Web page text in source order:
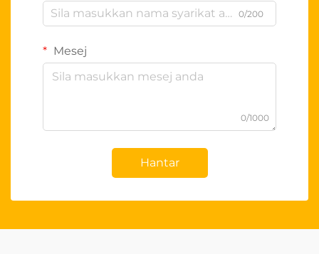
0/200
Mesej
0/1000
Hantar